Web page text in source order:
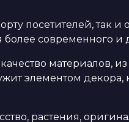
посетителей, так
современного и
материалов, из
элементом
растения,